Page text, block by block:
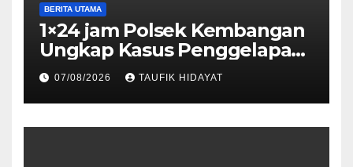
BERITA UTAMA
1×24 jam Polsek Kembangan
Ungkap Kasus Penggelapan
Motor Bermodus Kenalan di
Aplikasi Kencan, Pelaku
Dibekuk di Ciputat
07/08/2026 TAUFIK HIDAYAT